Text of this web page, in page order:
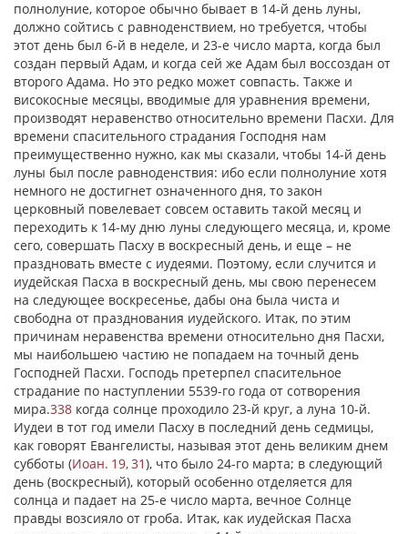
полнолуние, которое обычно бывает в 14-й день луны,
должно сойтись с равноденствием, но требуется, чтобы
этот день был 6-й в неделе, и 23-е число марта, когда был
создан первый Адам, и когда сей же Адам был воссоздан от
второго Адама. Но это редко может совпасть. Также и
високосные месяцы, вводимые для уравнения времени,
производят неравенство относительно времени Пасхи. Для
времени спасительного страдания Господня нам
преимущественно нужно, как мы сказали, чтобы 14-й день
луны был после равноденствия: ибо если полнолуние хотя
немного не достигнет означенного дня, то закон
церковный повелевает совсем оставить такой месяц и
переходить к 14-му дню луны следующего месяца, и, кроме
сего, совершать Пасху в воскресный день, и еще – не
праздновать вместе с иудеями. Поэтому, если случится и
иудейская Пасха в воскресный день, мы свою перенесем
на следующее воскресенье, дабы она была чиста и
свободна от празднования иудейского. Итак, по этим
причинам неравенства времени относительно дня Пасхи,
мы наибольшею частию не попадаем на точный день
Господней Пасхи. Господь претерпел спасительное
страдание по наступлении 5539-го года от сотворения
мира.338 когда солнце проходило 23-й круг, а луна 10-й.
Иудеи в тот год имели Пасху в последний день седмицы,
как говорят Евангелисты, называя этот день великим днем
субботы (Иоан. 19, 31), что было 24-го марта; в следующий
день (воскресный), который особенно отделяется для
солнца и падает на 25-е число марта, вечное Солнце
правды возсияло от гроба. Итак, как иудейская Пасха